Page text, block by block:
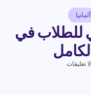
للطلاب في
لا تعليقات